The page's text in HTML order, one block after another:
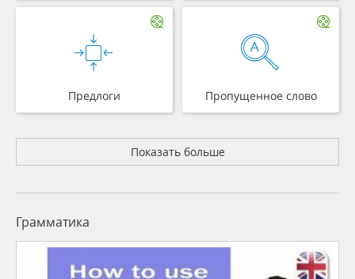
Предлоги Пропущенное слово
Показать больше
Грамматика